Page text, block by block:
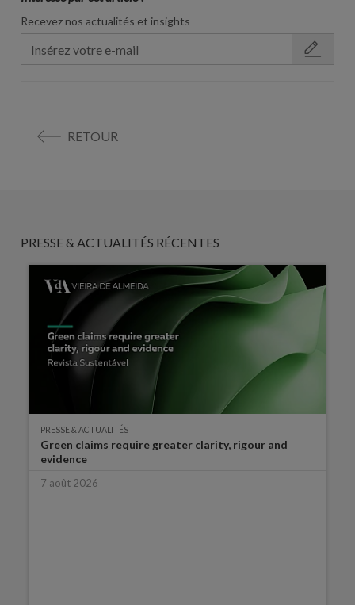
Recevez nos actualités et insights
RETOUR
PRESSE & ACTUALITÉS RÉCENTES
PRESSE & ACTUALITÉS
Green claims require greater clarity, rigour and
evidence
7 août 2026